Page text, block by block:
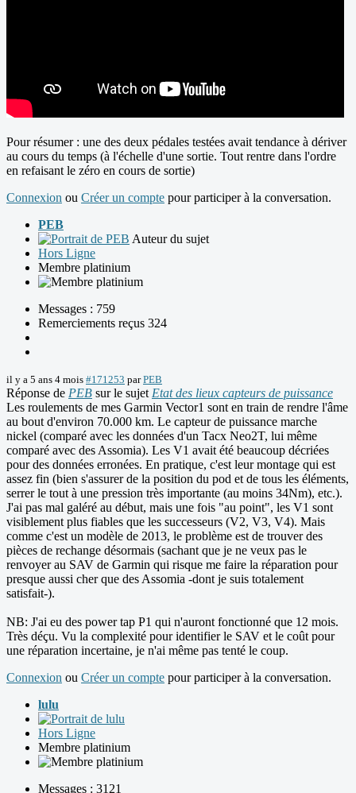
Pour résumer : une des deux pédales testées avait tendance à dériver
au cours du temps (à l'échelle d'une sortie. Tout rentre dans l'ordre
en refaisant le zéro en cours de sortie)
Connexion ou Créer un compte pour participer à la conversation.
PEB
Auteur du sujet
Hors Ligne
Membre platinium
Messages : 759
Remerciements reçus 324
il y a 5 ans 4 mois #171253 parPEB
Réponse de PEB sur le sujet Etat des lieux capteurs de puissance
Les roulements de mes Garmin Vector1 sont en train de rendre l'âme
au bout d'environ 70.000 km. Le capteur de puissance marche
nickel (comparé avec les données d'un Tacx Neo2T, lui même
comparé avec des Assomia). Les V1 avait été beaucoup décriées
pour des données erronées. En pratique, c'est leur montage qui est
assez fin (bien s'assurer de la position du pod et de tous les éléments,
serrer le tout à une pression très importante (au moins 34Nm), etc.).
J'ai pas mal galéré au début, mais une fois "au point", les V1 sont
visiblement plus fiables que les successeurs (V2, V3, V4). Mais
comme c'est un modèle de 2013, le problème est de trouver des
pièces de rechange désormais (sachant que je ne veux pas le
renvoyer au SAV de Garmin qui risque me faire la réparation pour
presque aussi cher que des Assomia -dont je suis totalement
satisfait-).
NB: J'ai eu des power tap P1 qui n'auront fonctionné que 12 mois.
Très déçu. Vu la complexité pour identifier le SAV et le coût pour
une réparation incertaine, je n'ai même pas tenté le coup.
Connexion ou Créer un compte pour participer à la conversation.
lulu
Hors Ligne
Membre platinium
Messages : 3121